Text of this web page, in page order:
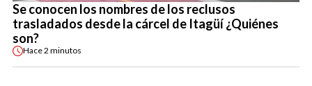
Se conocen los nombres de los reclusos
trasladados desde la cárcel de Itagüí ¿Quiénes
son?
Hace2 minutos